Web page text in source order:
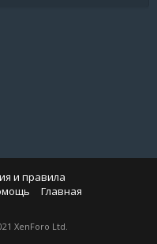
и правила
Главная
XenForo Ltd.